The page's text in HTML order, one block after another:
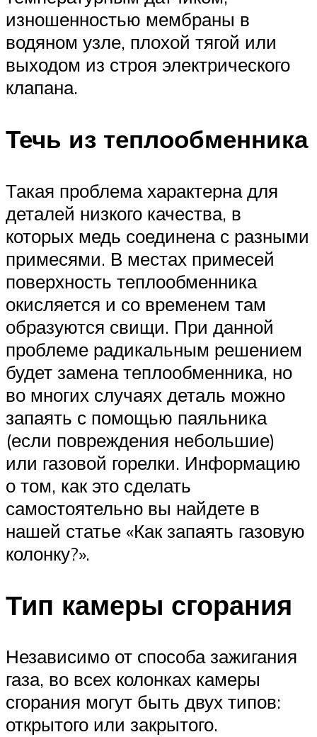
изношенностью мембраны в
водяном узле, плохой тягой или
выходом из строя электрического
клапана.
Течь из теплообменника
Такая проблема характерна для
деталей низкого качества, в
которых медь соединена с разными
примесями. В местах примесей
поверхность теплообменника
окисляется и со временем там
образуются свищи. При данной
проблеме радикальным решением
будет замена теплообменника, но
во многих случаях деталь можно
запаять с помощью паяльника
(если повреждения небольшие)
или газовой горелки. Информацию
о том, как это сделать
самостоятельно вы найдете в
нашей статье «Как запаять газовую
колонку?».
Тип камеры сгорания
Независимо от способа зажигания
газа, во всех колонках камеры
сгорания могут быть двух типов:
открытого или закрытого.